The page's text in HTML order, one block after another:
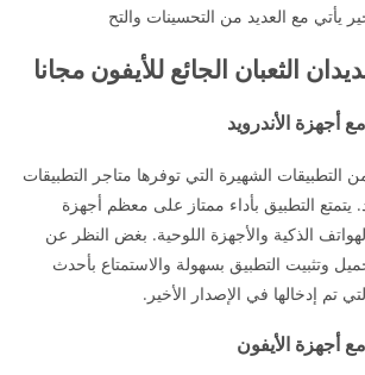
يأتي مع العديد من التحسينات والتح
الثعبان الجائع للأيفون مجانا
أجهزة الأندرويد
التطبيقات الشهيرة التي توفرها متاجر التطبيقات
يتمتع التطبيق بأداء ممتاز على معظم أجهزة
الذكية والأجهزة اللوحية. بغض النظر عن
وتثبيت التطبيق بسهولة والاستمتاع بأحدث
تم إدخالها في الإصدار الأخير.
أجهزة الأيفون